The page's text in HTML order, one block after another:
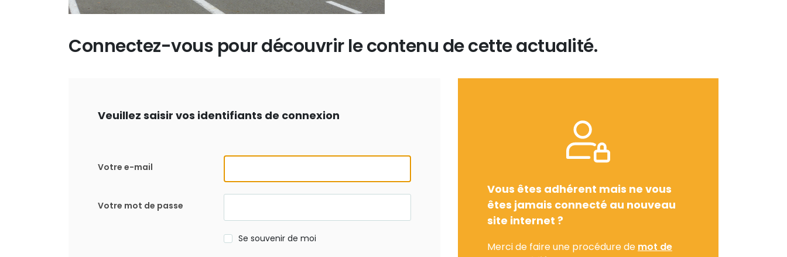
Connectez-vous pour découvrir le contenu de cette actualité.
Veuillez saisir vos identifiants de connexion
Votre e-mail
Votre mot de passe
Se souvenir de moi
Vous êtes adhérent mais ne vous
êtes jamais connecté au nouveau
site internet ?
Merci de faire une procédure de mot de